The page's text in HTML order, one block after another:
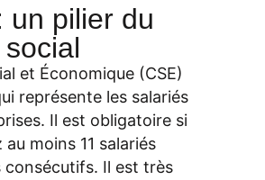
un pilier du
et Économique (CSE)
représente les salariés
Il est obligatoire si
au moins 11 salariés
consécutifs. Il est très